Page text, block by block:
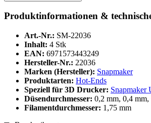
Produktinformationen &
Art.-Nr.: SM-22036
Inhalt: 4 Stk
EAN: 6971573443249
Hersteller-Nr.: 22036
Marken (Hersteller): Snapmaker
Produktarten: Hot-Ends
Speziell für 3D Drucker: Snapmaker
Düsendurchmesser: 0,2 mm, 0,4
Filamentdurchmesser: 1,75 mm